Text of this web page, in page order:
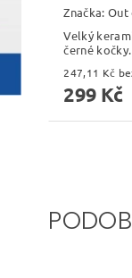
Značka: Out
Velký
černé kočky.
299 Kč